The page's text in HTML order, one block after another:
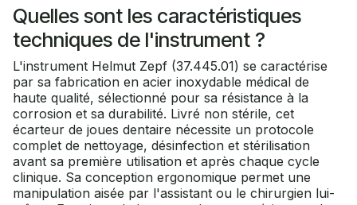
Quelles sont les caractéristiques
techniques de l'instrument ?
L'instrument Helmut Zepf (37.445.01) se caractérise
par sa fabrication en acier inoxydable médical de
haute qualité, sélectionné pour sa résistance à la
corrosion et sa durabilité. Livré non stérile, cet
écarteur de joues dentaire nécessite un protocole
complet de nettoyage, désinfection et stérilisation
avant sa première utilisation et après chaque cycle
clinique. Sa conception ergonomique permet une
manipulation aisée par l'assistant ou le chirurgien lui-